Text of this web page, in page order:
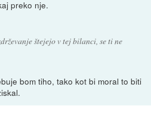
preko nje.
štejejo v tej bilanci, se ti ne
bom tiho, tako kot bi moral to biti